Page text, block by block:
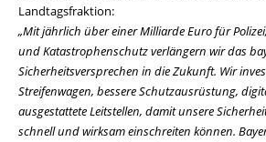
Landtagsfraktion:
Mit jährlich über einer Milliarde Euro für
und Katastrophenschutz verlängern wir das
Sicherheitsversprechen in die Zukunft. Wir
Streifenwagen, bessere Schutzausrüstung,
ausgestattete Leitstellen, damit unsere
schnell und wirksam einschreiten können.